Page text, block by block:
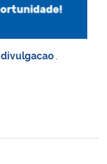
divulgacao